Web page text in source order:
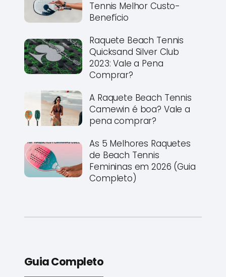
Tennis Melhor Custo-
Benefício
Raquete Beach Tennis
Quicksand Silver Club
2023: Vale a Pena
Comprar?
A Raquete Beach Tennis
Camewin é boa? Vale a
pena comprar?
As 5 Melhores Raquetes
de Beach Tennis
Femininas em 2026 (Guia
Completo)
Guia Completo